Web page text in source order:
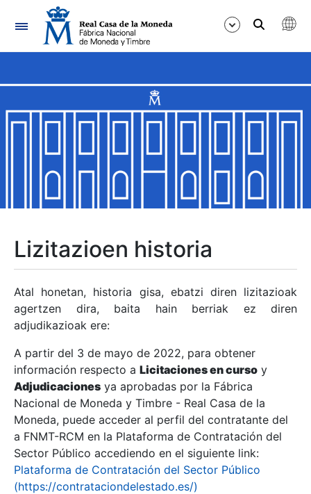
Nabigazioa
Erakutsi/Ezkutatu
Erakutsi/Ezkutatu
Erakutsi/Ezkutatu
Erakutsi/Ezkutatu
Erakutsi/Ezkutatu
Erakutsi/Ezkutatu
Erakutsi/Ezkutatu
Lizitazioen historia
Atal honetan, historia gisa, ebatzi diren lizitazioak
agertzen dira, baita hain berriak ez diren
adjudikazioak ere:
A partir del 3 de mayo de 2022, para obtener
información respecto a Licitaciones en curso y
Adjudicaciones ya aprobadas por la Fábrica
Nacional de Moneda y Timbre - Real Casa de la
Moneda, puede acceder al perfil del contratante del
a FNMT-RCM en la Plataforma de Contratación del
Sector Público accediendo en el siguiente link:
Plataforma de Contratación del Sector Público
(https://contrataciondelestado.es/)